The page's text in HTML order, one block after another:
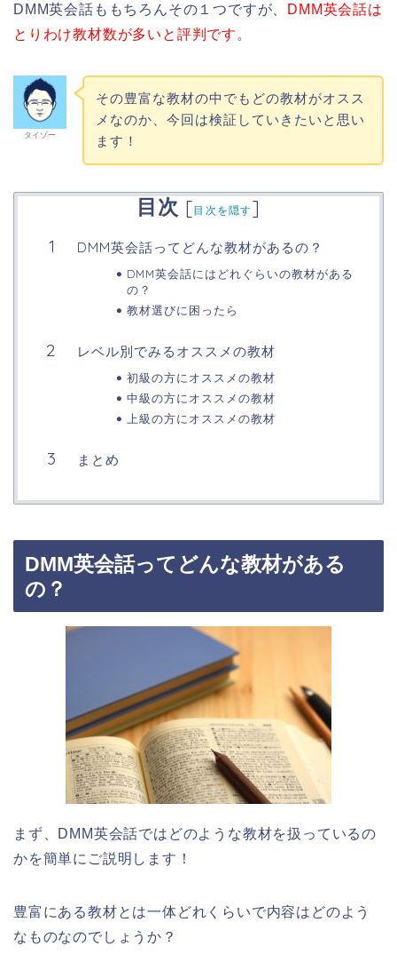
DMM英会話ももちろんその１つですが、
DMM英会話は
とりわけ教材数が多いと評判です 。
タイゾー
その豊富な教材の中でもどの教材がオスス
メなのか、今回は検証していきたいと思い
ます！
目次 [目次を隠す]
DMM英会話ってどんな教材があるの？
DMM英会話にはどれぐらいの教材がある
の？
教材選びに困ったら
レベル別でみるオススメの教材
初級の方にオススメの教材
中級の方にオススメの教材
上級の方にオススメの教材
まとめ
DMM英会話ってどんな教材がある
の？
まず、DMM英会話ではどのような教材を扱っているの
かを簡単にご説明します！
豊富にある教材とは一体どれくらいで内容はどのよう
なものなのでしょうか？